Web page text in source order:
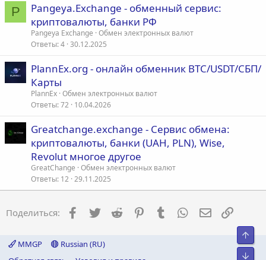
P
Pangeya.Exchange - обменный сервис:
криптовалюты, банки РФ
Pangeya Exchange Обмен электронных валют
Ответы 4 30.12.2025
PlannEx.org - онлайн обменник BTC/USDT/СБП/
Карты
PlannEx Обмен электронных валют
Ответы 72 10.04.2026
Greatchange.exchange - Сервис обмена:
криптовалюты, банки (UAH, PLN), Wise,
Revolut многое другое
GreatChange Обмен электронных валют
Ответы 12 29.11.2025
Поделиться: Facebook
Twitter Reddit PinterestTumblr WhatsApp
MMGP
Russian (RU)